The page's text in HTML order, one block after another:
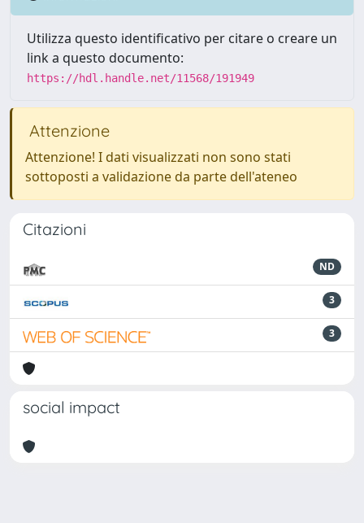
Utilizza questo identificativo per citare o creare un
link a questo documento:
https://hdl.handle.net/11568/191949
Attenzione
Attenzione! I dati visualizzati non sono stati
sottoposti a validazione da parte dell'ateneo
Citazioni
ND
3
3
social impact